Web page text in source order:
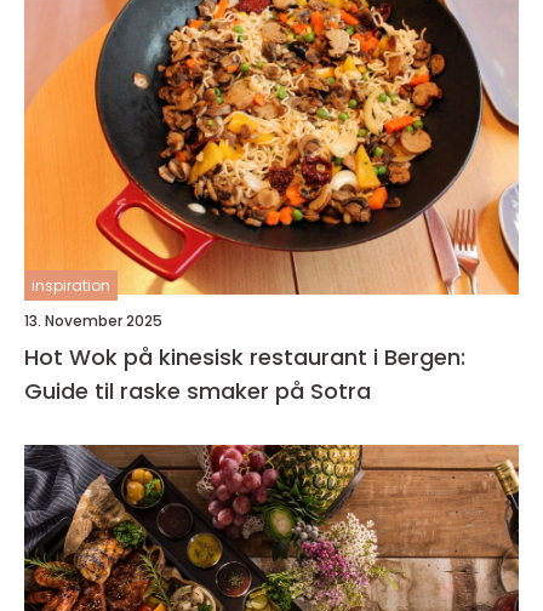
inspiration
13. November 2025
Hot Wok på kinesisk restaurant i Bergen:
Guide til raske smaker på Sotra